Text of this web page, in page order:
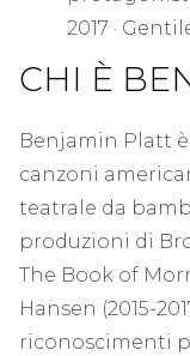
2017 ·
CHI È
Benjamin Platt
canzoni
teatrale da
produzioni di
The Book of
Hansen (2015-
riconoscimenti